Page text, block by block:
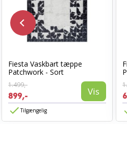
Fiesta Vaskbart tæppe
Patchwork - Sort
1.499,-
899,- Vis
Tilgængelig